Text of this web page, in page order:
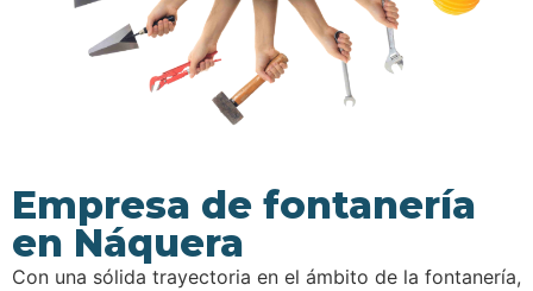
Empresa de fontanería
en Náquera
Con una sólida trayectoria en el ámbito de la fontanería,